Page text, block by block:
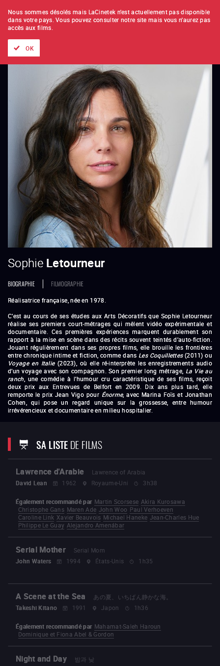
À L'UNITÉ ABONNEMENT
Sophie Letourneur
BIOGRAPHIE FILMOGRAPHIE
Réalisatrice française, née en 1978.
C’est au cours de ses études aux Arts Décoratifs que Sophie Letourneur
réalise ses premiers court-métrages qui mêlent vidéo expérimentale et
documentaire. Ces premières expériences marquent durablement son
rapport à la mise en scène dans des récits souvent teintés d’auto-fiction.
Jouant régulièrement dans ses propres films, elle brouille les frontières
entre chronique intime et fiction, comme dans Les Coquillettes(2011) ou
Voyage en Italie (2023), où elle ré-interprète les enregistrements audio
d’un voyage avec son compagnon. Son premier long métrage, La Vie au
ranch , une comédie à l’humour cru caractéristique de ses films, reçoit
deux prix aux Entrevues de Belfort en 2009. Dix ans plus tard, elle
remporte le prix Jean Vigo pour Énorme, avec Marina Foïs et Jonathan
Cohen, qui pose un regard unique sur la grossesse, entre humour
irrévérencieux et documentaire en milieu hospitalier.
Les Coquillettes
Énorme
Voyages en Italie
SA LISTEDE FILMS
Lawrence d'Arabie
Lawrence of Arabia
David Lean
1962 Royaume-Uni 3h38
Également recommandé par Martin Scorsese Akira Kurosawa
Christophe Gans Maren Ade John Woo Paul Verhoeven
Caroline Link Xavier Beauvois Michael Haneke Jean-Charles Hue
Philippe Le Guay Alejandro Amenábar
Serial Mother
Serial Mom
John Waters
1994 États-Unis 1h35
A Scene at the Sea
あの夏、いちばん静かな海。
Takeshi Kitano
1991 Japon 1h36
Également recommandé par Mahamat-Saleh Haroun
Dominique et Fiona Abel & Gordon
Night and Day
밤과 낮
Nous sommes désolés mais LaCinetek n'est actuellement pas disponible
dans votre pays. Vous pouvez consulter notre site mais vous n'aurez pas
accès aux films.
OK